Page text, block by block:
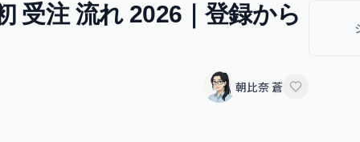
受注 流れ 2026｜登録から
朝比奈 蒼